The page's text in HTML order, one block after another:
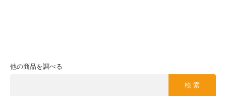
他の商品を調べる
検 索